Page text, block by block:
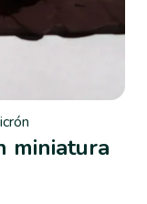
miniatura